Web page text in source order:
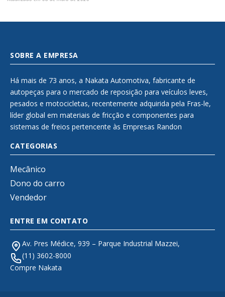
SOBRE A EMPRESA
Há mais de 73 anos, a Nakata Automotiva, fabricante de
autopeças para o mercado de reposição para veículos leves,
pesados e motocicletas, recentemente adquirida pela Fras-le,
líder global em materiais de fricção e componentes para
sistemas de freios pertencente às Empresas Randon
CATEGORIAS
Mecânico
Dono do carro
Vendedor
ENTRE EM CONTATO
Av. Pres Médice, 939 – Parque Industrial Mazzei,
(11) 3602-8000
Compre Nakata